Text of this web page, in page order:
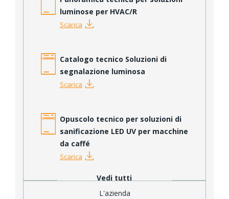
Vedi tutti
luminose per HVAC/R
Scarica
Catalogo tecnico Soluzioni di
segnalazione luminosa
Scarica
Opuscolo tecnico per soluzioni di
sanificazione LED UV per macchine
da caffé
Scarica
L'azienda